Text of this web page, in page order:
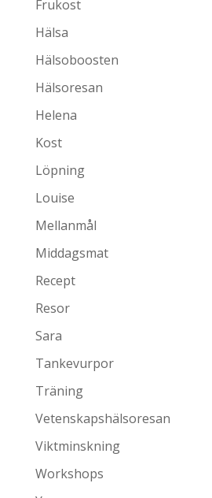
Frukost
Hälsa
Hälsoboosten
Hälsoresan
Helena
Kost
Löpning
Louise
Mellanmål
Middagsmat
Recept
Resor
Sara
Tankevurpor
Träning
Vetenskapshälsoresan
Viktminskning
Workshops